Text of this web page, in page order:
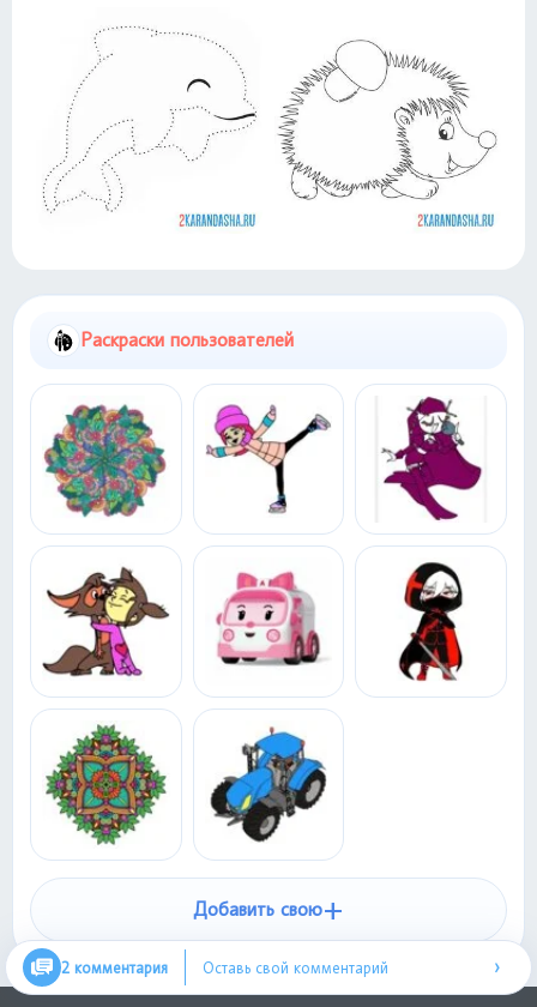
Раскраски пользователей
Добавить свою+
2 комментария Оставь свой комментарий ›